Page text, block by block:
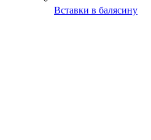
Вставки в балясину